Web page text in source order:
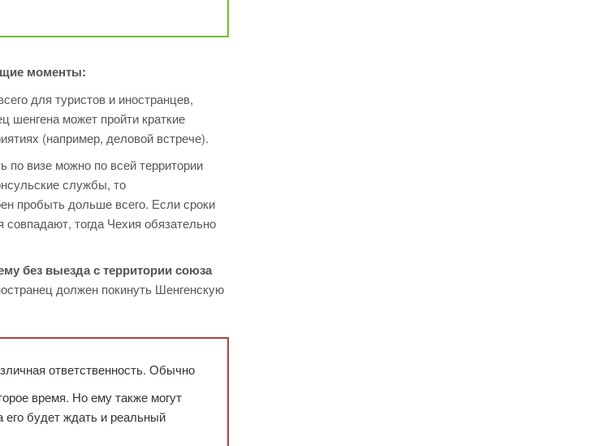
моменты:
для туристов и иностранцев,
шенгена может пройти краткие
(например, деловой встрече).
по визе можно по всей территории
службы, то
пробыть дольше всего. Если сроки
тогда Чехия обязательно
без выезда с территории союза
должен покинуть Шенгенскую
ответственность. Обычно
время. Но ему также могут
будет ждать и реальный